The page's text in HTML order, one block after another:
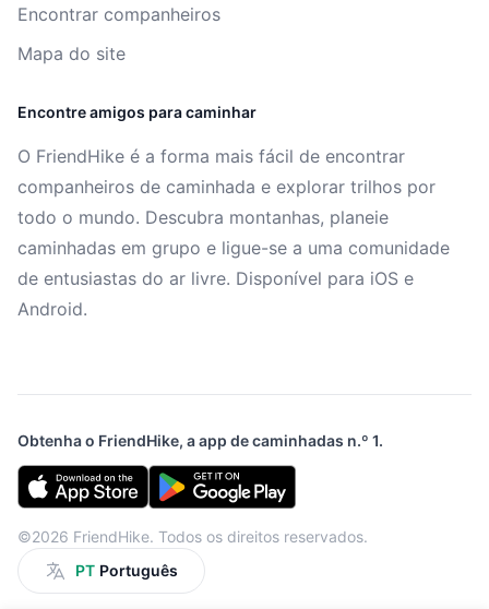
Encontrar companheiros
Mapa do site
Encontre amigos para caminhar
O FriendHike é a forma mais fácil de encontrar
companheiros de caminhada e explorar trilhos por
todo o mundo. Descubra montanhas, planeie
caminhadas em grupo e ligue-se a uma comunidade
de entusiastas do ar livre. Disponível para iOS e
Android.
Obtenha o FriendHike, a app de caminhadas n.º 1.
©2026 FriendHike. Todos os direitos reservados.
PT Português